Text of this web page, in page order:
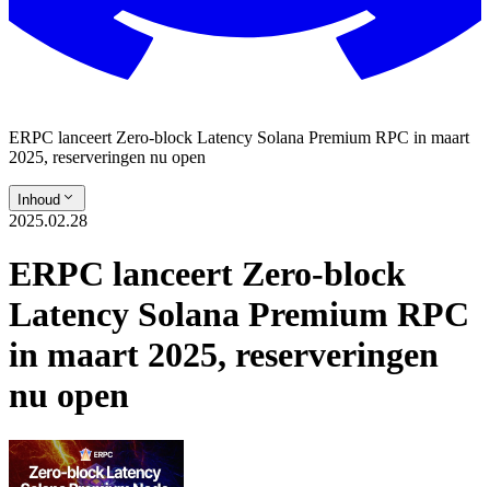
ERPC lanceert Zero-block Latency Solana Premium RPC in maart
2025, reserveringen nu open
Inhoud
2025.02.28
ERPC lanceert Zero-block
Latency Solana Premium RPC
in maart 2025, reserveringen
nu open